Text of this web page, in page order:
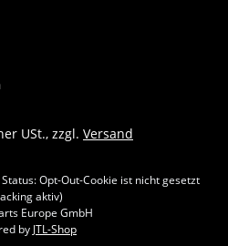
USt., zzgl. Versand
Status: Opt-Out-Cookie ist nicht gesetzt
aktiv)
Europe GmbH
by JTL-Shop